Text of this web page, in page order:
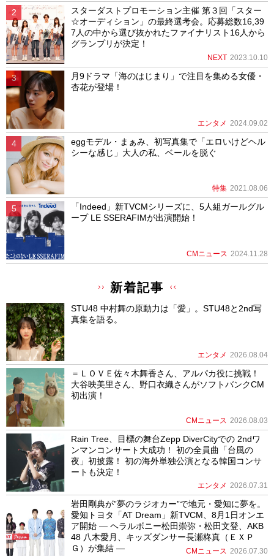
スターダストプロモーション主催 第３回「スター
☆オーディション」の最終選考会。応募総数16,39
7人の中から選び抜かれたファイナリスト16人から
グランプリが決定！
NEXT 2023.10.10
月9ドラマ「海のはじまり」で注目を集める女優・
杏花が登場！
エンタメ 2024.09.02
eggモデル・まぁみ、初写真集で「エロいけどヘル
シーな感じ」大人の私、ベールを脱ぐ
特集 2021.08.06
「Indeed」新TVCMシリーズに、5人組ガールグル
ープ LE SSERAFIMが出演開始！
CMニュース 2024.11.28
新着記事
STU48 中村舞の原動力は「愛」。STU48と2nd写
真集を語る。
エンタメ 2026.08.04
＝ＬＯＶＥ佐々木舞香さん、アルパカ役に挑戦！
大谷映美里さん、野口衣織さんがソフトバンクCM
初出演！
CMニュース 2026.08.03
Rain Tree、目標の舞台Zepp DiverCityでの 2ndワ
ンマンコンサート大成功！ 初の全員曲「台風の
夜」初披露！ 初の海外単独公演となる韓国コンサ
ートも決定！
エンタメ 2026.07.31
岩田剛典が”夢のラジオカー”で地元・愛知に夢を。
愛知トヨタ「AT Dream」新TVCM、8月1日オンエ
ア開始 ― ヘラルボニー松田崇弥・松田文登、AKB
48 八木愛月、キッズダンサー長瀬柊真（ＥＸＰ
Ｇ）が集結 ―
CMニュース 2026.07.30